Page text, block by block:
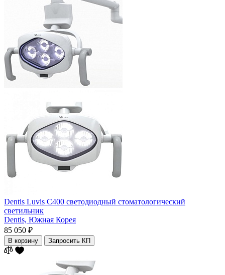
Dentis Luvis C400 светодиодный стоматологический
светильник
Dentis, Южная Корея
85 050 ₽
В корзину Запросить КП